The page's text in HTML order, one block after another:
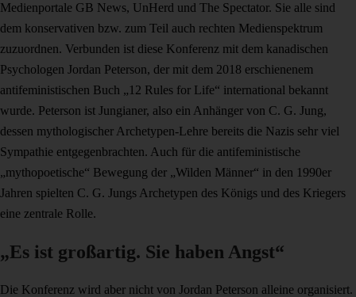
Medienportale GB News, UnHerd und The Spectator. Sie alle sind
dem konservativen bzw. zum Teil auch rechten Medienspektrum
zuzuordnen. Verbunden ist diese Konferenz mit dem kanadischen
Psychologen Jordan Peterson, der mit dem 2018 erschienenem
antifeministischen Buch „12 Rules for Life“ international bekannt
wurde. Peterson ist Jungianer, also ein Anhänger von C. G. Jung,
dessen mythologischer Archetypen-Lehre bereits die Nazis sehr viel
Sympathie entgegenbrachten. Auch für die antifeministische
„mythopoetische“ Bewegung der „Wilden Männer“ in den 1990er
Jahren spielten C. G. Jungs Archetypen des Königs und des Kriegers
eine zentrale Rolle.
„Es ist großartig. Sie haben Angst“
Die Konferenz wird aber nicht von Jordan Peterson alleine organisiert.